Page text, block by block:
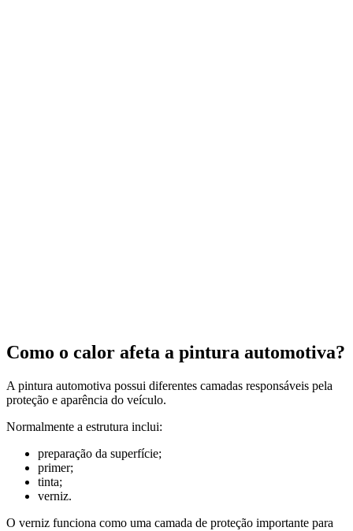
Como o calor afeta a pintura automotiva?
A pintura automotiva possui diferentes camadas responsáveis pela
proteção e aparência do veículo.
Normalmente a estrutura inclui:
preparação da superfície;
primer;
tinta;
verniz.
O verniz funciona como uma camada de proteção importante para